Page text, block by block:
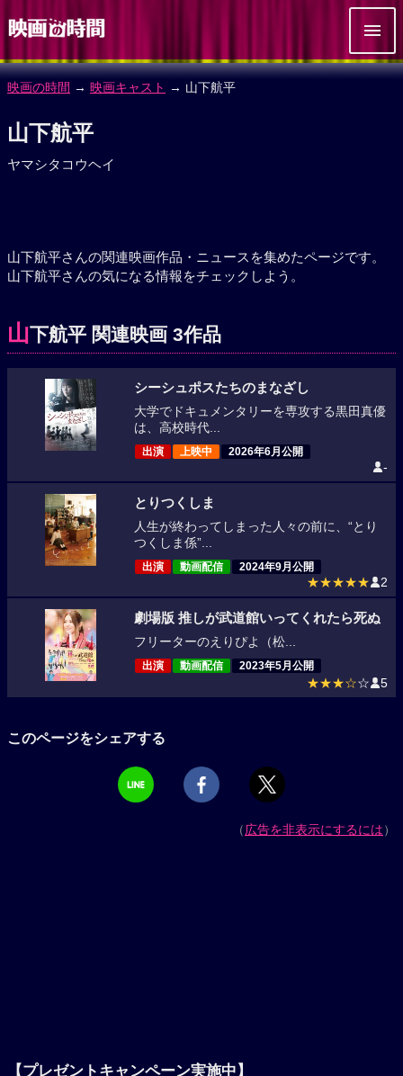
映画の時間 → 映画キャスト → 山下航平
山下航平
ヤマシタコウヘイ
山下航平さんの関連映画作品・ニュースを集めたページです。
山下航平さんの気になる情報をチェックしよう。
山下航平 関連映画 3作品
シーシュポスたちのまなざし
大学でドキュメンタリーを専攻する黒田真優
は、高校時代...
出演 上映中 2026年6月公開
-
とりつくしま
人生が終わってしまった人々の前に、“とり
つくしま係”...
出演 動画配信 2024年9月公開
★★★★★ 2
劇場版 推しが武道館いってくれたら死ぬ
フリーターのえりぴよ（松...
出演 動画配信 2023年5月公開
★★★☆☆ 5
このページをシェアする
（広告を非表示にするには）
【プレゼントキャンペーン実施中】